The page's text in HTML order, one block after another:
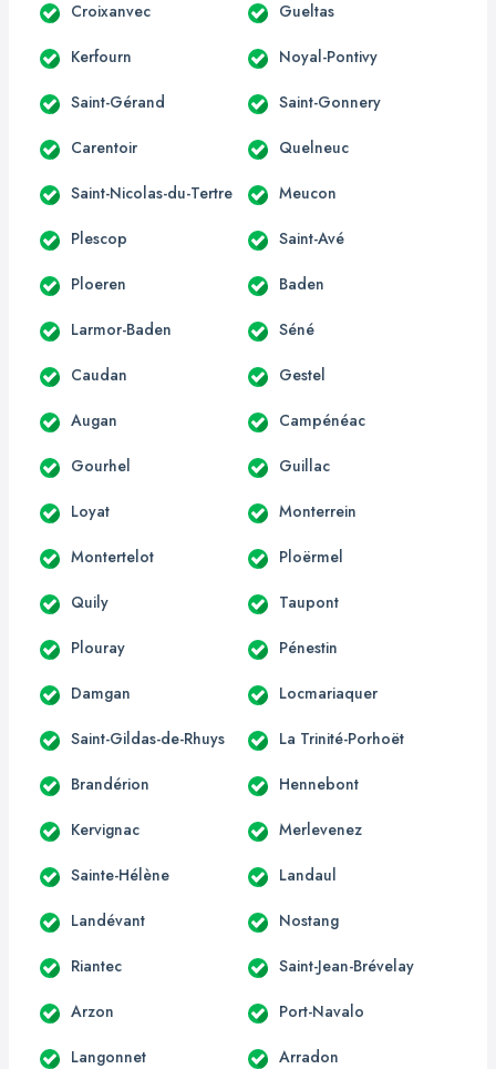
Croixanvec Gueltas
Kerfourn Noyal-Pontivy
Saint-Gérand Saint-Gonnery
Carentoir Quelneuc
Saint-Nicolas-du-Tertre Meucon
Plescop Saint-Avé
Ploeren Baden
Larmor-Baden Séné
Caudan Gestel
Augan Campénéac
Gourhel Guillac
Loyat Monterrein
Montertelot Ploërmel
Quily Taupont
Plouray Pénestin
Damgan Locmariaquer
Saint-Gildas-de-Rhuys La Trinité-Porhoët
Brandérion Hennebont
Kervignac Merlevenez
Sainte-Hélène Landaul
Landévant Nostang
Riantec Saint-Jean-Brévelay
Arzon Port-Navalo
Langonnet Arradon